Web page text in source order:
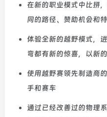
在新的职业模式中比拼
同的路径、赞助机会和
体验全新的越野模式，
弯都有新的惊喜，以新
使用越野赛领先制造商
手和赛车
通过已经改善过的物理